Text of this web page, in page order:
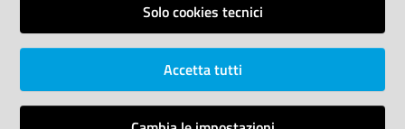
Vai alla pagina
Area riservata
Dichiarazione di accessibilità
Solo cookies tecnici
Accetta tutti